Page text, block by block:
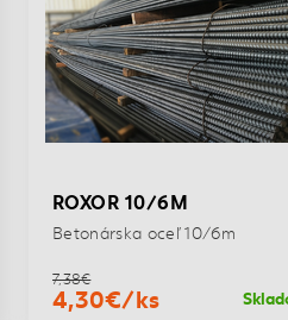
ROXOR 10/6M
Betonárska oceľ 10/6m
4,30€/ks Skladom